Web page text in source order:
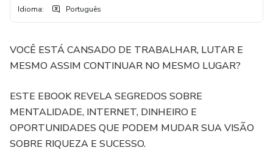
Idioma: Português
VOCÊ ESTÁ CANSADO DE TRABALHAR, LUTAR E
MESMO ASSIM CONTINUAR NO MESMO LUGAR?
ESTE EBOOK REVELA SEGREDOS SOBRE
MENTALIDADE, INTERNET, DINHEIRO E
OPORTUNIDADES QUE PODEM MUDAR SUA VISÃO
SOBRE RIQUEZA E SUCESSO.